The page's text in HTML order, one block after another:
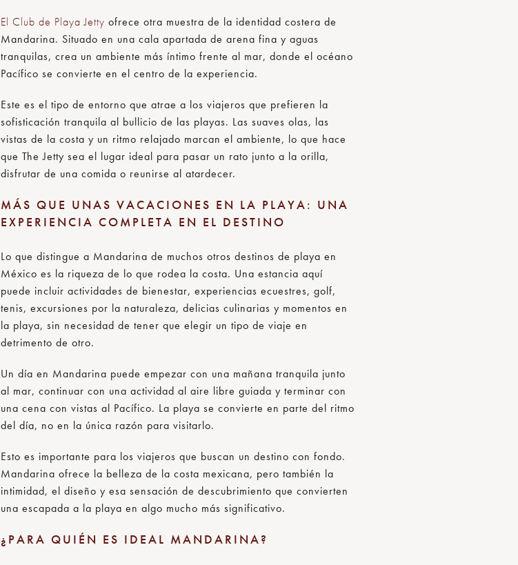
El Club de Playa Jetty ofrece otra muestra de la identidad costera de
Mandarina. Situado en una cala apartada de arena fina y aguas
tranquilas, crea un ambiente más íntimo frente al mar, donde el océano
Pacífico se convierte en el centro de la experiencia.
Este es el tipo de entorno que atrae a los viajeros que prefieren la
sofisticación tranquila al bullicio de las playas. Las suaves olas, las
vistas de la costa y un ritmo relajado marcan el ambiente, lo que hace
que The Jetty sea el lugar ideal para pasar un rato junto a la orilla,
disfrutar de una comida o reunirse al atardecer.
MÁS QUE UNAS VACACIONES EN LA PLAYA: UNA
EXPERIENCIA COMPLETA EN EL DESTINO
Lo que distingue a Mandarina de muchos otros destinos de playa en
México es la riqueza de lo que rodea la costa. Una estancia aquí
puede incluir actividades de bienestar, experiencias ecuestres, golf,
tenis, excursiones por la naturaleza, delicias culinarias y momentos en
la playa, sin necesidad de tener que elegir un tipo de viaje en
detrimento de otro.
Un día en Mandarina puede empezar con una mañana tranquila junto
al mar, continuar con una actividad al aire libre guiada y terminar con
una cena con vistas al Pacífico. La playa se convierte en parte del ritmo
del día, no en la única razón para visitarlo.
Esto es importante para los viajeros que buscan un destino con fondo.
Mandarina ofrece la belleza de la costa mexicana, pero también la
intimidad, el diseño y esa sensación de descubrimiento que convierten
una escapada a la playa en algo mucho más significativo.
¿PARA QUIÉN ES IDEAL MANDARINA?
ROSEWOOD MANDARINA
DESCUBRA MÁS
THE JETTY
DESCUBRA MÁS
ONE&ONLY PRIVATE HOMES
DESCUBRA MÁS
ROSEWOOD RESIDENCES
DESCUBRA MÁS
CLUB DE PLAYA CANALAN
DESCUBRA MÁS
THE POINT
DESCUBRA MÁS
THE PLATEAU
DESCUBRA MÁS
CLUB DE PLAYA ONE&ONLY
MAJAHUA
DESCUBRA MÁS
SPA ONE&ONLY
DESCUBRA MÁS
CLUB DE NIÑOS
DESCUBRA MÁS
ONE&ONLY PRIVATE HOMES
DESCUBRA MÁS
THE FARM
DESCUBRA MÁS
THE OUTPOST
DESCUBRA MÁS
CLUB DE POLO Y CENTRO
ECUESTRE MANDARINA
DESCUBRA MÁS
DESCUBRA MÁS